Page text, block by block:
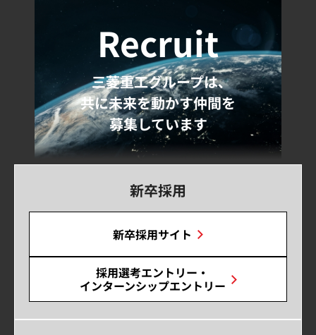
Recruit
三菱重工グループは､
共に未来を動かす仲間を
募集しています
新卒採用
新卒採用サイト
採用選考エントリー・
インターンシップエントリー